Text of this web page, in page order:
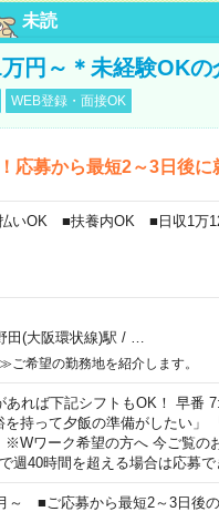
未読
円～＊未経験OKの
WEB登録・面接OK
募から最短2～3日後に
いOK ■扶養内OK ■日収1万
田(大阪環状線)駅 /
希望の勤務地を紹介します。
れば下記シフトもOK！ 早番
持って夕飯の準備がしたい」
ワーク希望の方へ 今ご覧の
週40時間を超える場合は応募で
～ ■ご応募から最短2～3日後